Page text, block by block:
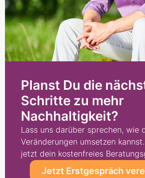
Planst Du die
Schritte zu mehr
Nachhaltigkeit?​
Lass uns darüber sprechen, wie
Veränderungen umsetzen
jetzt dein kostenfreies
Jetzt Erstgespräch